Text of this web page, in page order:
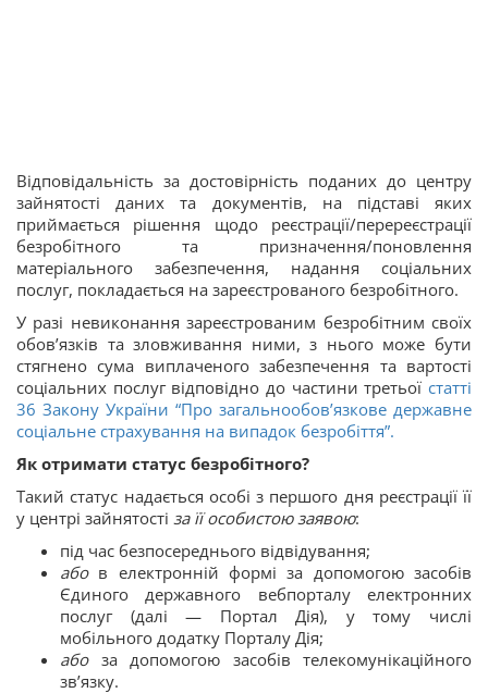
Відповідальність за достовірність поданих до центру
зайнятості даних та документів, на підставі яких
приймається рішення щодо реєстрації/перереєстрації
безробітного та призначення/поновлення
матеріального забезпечення, надання соціальних
послуг, покладається на зареєстрованого безробітного.
У разі невиконання зареєстрованим безробітним своїх
обов’язків та зловживання ними, з нього може бути
стягнено сума виплаченого забезпечення та вартості
соціальних послуг відповідно до частини третьої статті
36 Закону України “Про загальнообов’язкове державне
соціальне страхування на випадок безробіття”.
Як отримати статус безробітного?
Такий статус надається особі з першого дня реєстрації її
у центрі зайнятості за її особистою заявою:
під час безпосереднього відвідування;
абов електронній формі за допомогою засобів
Єдиного державного вебпорталу електронних
послуг (далі — Портал Дія), у тому числі
мобільного додатку Порталу Дія;
абоза допомогою засобів телекомунікаційного
зв’язку.